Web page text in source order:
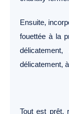
Ensuite,
fouettée à la
délicatement, à
Tout est prêt,